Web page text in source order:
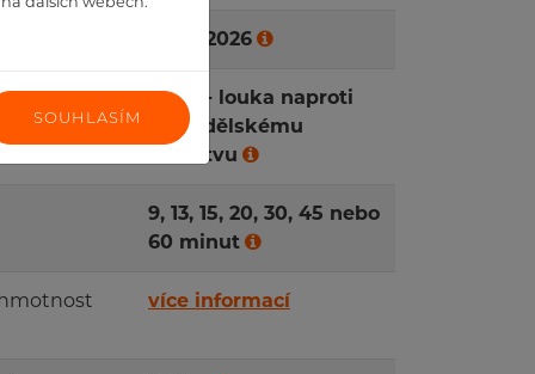
23.08.2026
místo
Liteň - louka naproti
zemědělskému
družstvu
9, 13, 15, 20, 30, 45 nebo
60 minut
více informací
SOUHLASÍM